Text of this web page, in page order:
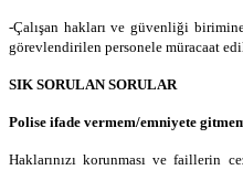
-Çalışan hakları ve güvenliği
görevlendirilen personele müracaat
SIK SORULAN SORULAR
Polise ifade vermem/emniyete
Haklarınızı korunması ve faillerin